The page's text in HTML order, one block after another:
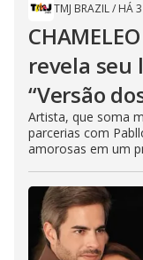
TMJ BRAZIL/ HÁ
revela seu
“Versão
Artista, que soma
parcerias com
amorosas em um